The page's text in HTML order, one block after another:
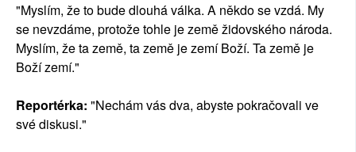
"Myslím, že to bude dlouhá válka. A někdo se vzdá. My
se nevzdáme, protože tohle je země židovského národa.
Myslím, že ta země, ta země je zemí Boží. Ta země je
Boží zemí."
Reportérka: "Nechám vás dva, abyste pokračovali ve
své diskusi."